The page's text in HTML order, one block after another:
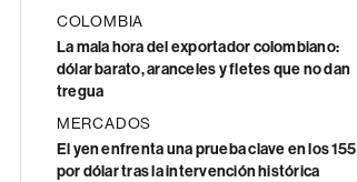
COLOMBIA
La mala hora del exportador colombiano:
dólar barato, aranceles y fletes que no dan
tregua
MERCADOS
El yen enfrenta una prueba clave en los 155
por dólar tras la intervención histórica